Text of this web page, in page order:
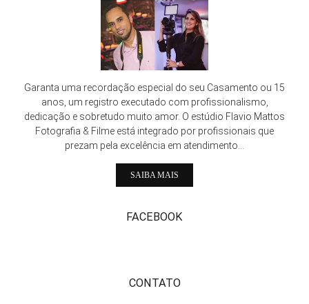
Garanta uma recordação especial do seu Casamento ou 15
anos, um registro executado com profissionalismo,
dedicação e sobretudo muito amor. O estúdio Flavio Mattos
Fotografia & Filme está integrado por profissionais que
prezam pela excelência em atendimento...
SAIBA MAIS
FACEBOOK
CONTATO